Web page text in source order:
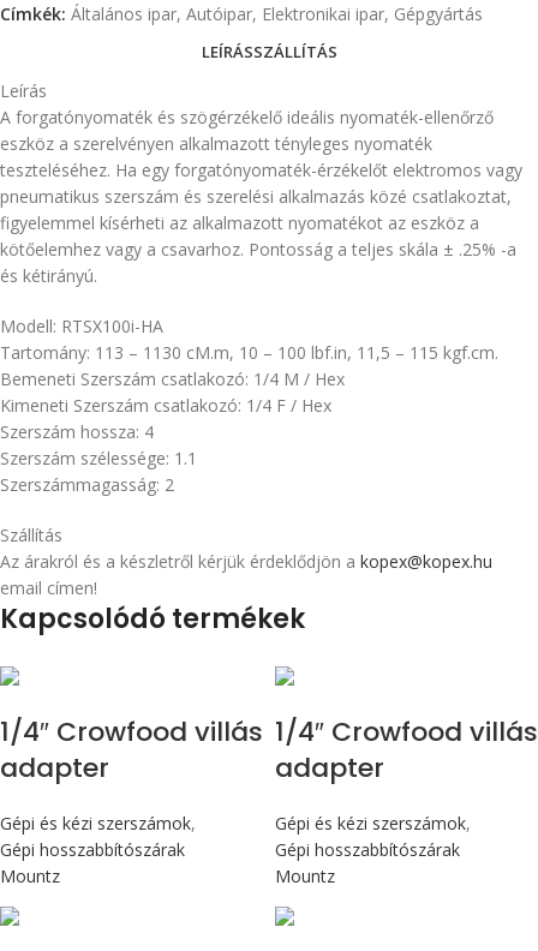
Címkék: Általános ipar, Autóipar, Elektronikai ipar, Gépgyártás
LEÍRÁSSZÁLLÍTÁS
Leírás
A forgatónyomaték és szögérzékelő ideális nyomaték-ellenőrző
eszköz a szerelvényen alkalmazott tényleges nyomaték
teszteléséhez. Ha egy forgatónyomaték-érzékelőt elektromos vagy
pneumatikus szerszám és szerelési alkalmazás közé csatlakoztat,
figyelemmel kísérheti az alkalmazott nyomatékot az eszköz a
kötőelemhez vagy a csavarhoz. Pontosság a teljes skála ± .25% -a
és kétirányú.
Modell: RTSX100i-HA
Tartomány: 113 – 1130 cM.m, 10 – 100 lbf.in, 11,5 – 115 kgf.cm.
Bemeneti Szerszám csatlakozó: 1/4 M / Hex
Kimeneti Szerszám csatlakozó: 1/4 F / Hex
Szerszám hossza: 4
Szerszám szélessége: 1.1
Szerszámmagasság: 2
Szállítás
Az árakról és a készletről kérjük érdeklődjön a kopex@kopex.hu
email címen!
Kapcsolódó termékek
1/4″ Crowfood villás
adapter
Gépi és kézi szerszámok,
Gépi hosszabbítószárak
Mountz
1/4″ Crowfood villás
adapter
Gépi és kézi szerszámok,
Gépi hosszabbítószárak
Mountz